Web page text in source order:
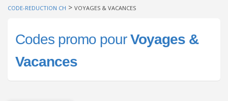
CODE-REDUCTION CH > VOYAGES & VACANCES
Codes promo pourVoyages &
Vacances